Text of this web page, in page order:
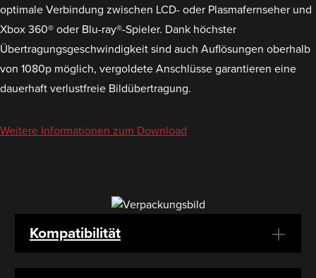
optimale Verbindung zwischen LCD- oder Plasmafernseher und
Xbox 360® oder Blu-ray®-Spieler. Dank höchster
Übertragungsgeschwindigkeit sind auch Auflösungen oberhalb
von 1080p möglich, vergoldete Anschlüsse garantieren eine
dauerhaft verlustfreie Bildübertragung.
Weitere Informationen zum Download
Kompatibilität